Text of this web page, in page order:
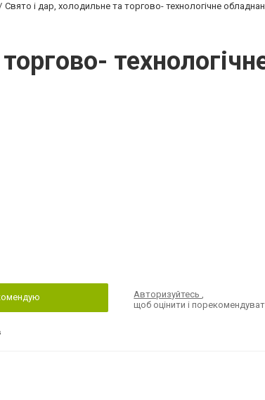
Свято і дар, холодильне та торгово- технологічне
Авторизуйтесь,
щоб оцінити і